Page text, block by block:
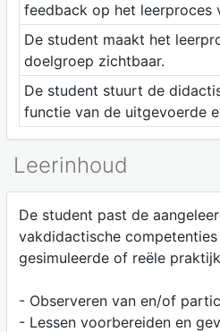
feedback op het leerproces
De student maakt het
doelgroep zichtbaar.
De student stuurt de
functie van de uitgevoerde
Leerinhoud
De student past de
vakdidactische
gesimuleerde of reële
- Observeren van en/of
- Lessen voorbereiden en